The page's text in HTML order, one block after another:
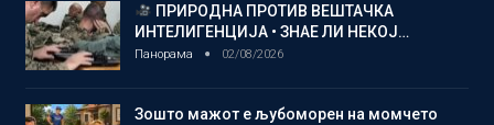
ПРИРОДНА ПРОТИВ ВЕШТАЧКА
ИНТЕЛИГЕНЦИЈА • ЗНАЕ ЛИ НЕКОЈ…
Панорама 02/08/2026
Зошто мажот е љубоморен на момчето